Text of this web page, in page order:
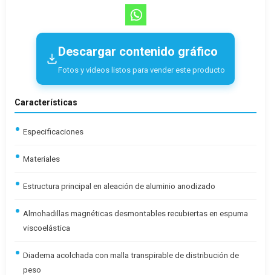
Descargar contenido gráfico
Fotos y videos listos para vender este producto
Características
Especificaciones
Materiales
Estructura principal en aleación de aluminio anodizado
Almohadillas magnéticas desmontables recubiertas en espuma
viscoelástica
Diadema acolchada con malla transpirable de distribución de
peso